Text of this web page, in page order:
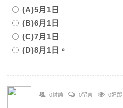
(A)5月1日
(B)6月1日
(C)7月1日
(D)8月1日。
0討論 0留言 0追蹤